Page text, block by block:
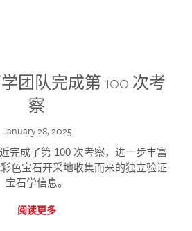
团队完成第 100 次考
察
January 28, 2025
完成了第 100 次考察，进一步丰富
色宝石开采地收集而来的独立验证
宝石学信息。
阅读更多